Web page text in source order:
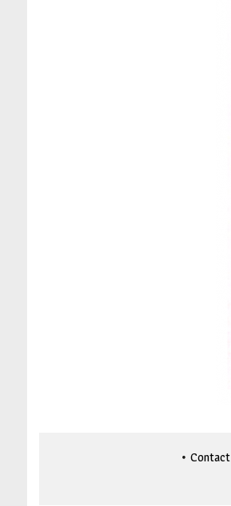
Contact